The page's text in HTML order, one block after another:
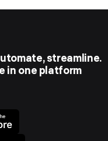
streamline.
in one platform